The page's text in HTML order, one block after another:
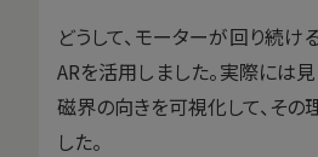
どうして、モーターが回り続
ARを活用しました。実際には
磁界の向きを可視化して、その
した。